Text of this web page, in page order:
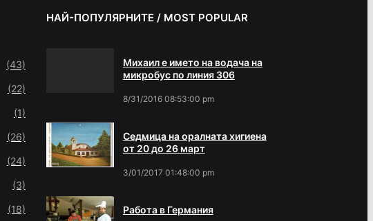
(43)
(22)
(1)
(26)
(24)
(3)
(18)
НАЙ-ПОПУЛЯРНИТЕ / MOST POPULAR
Михаил е името на водача на
микробус по линия 306
8/31/2016 08:53:00 pm
Седмица на оралната хигиена
от 20 до 26 март
3/01/2017 01:48:00 pm
Работа в Германия